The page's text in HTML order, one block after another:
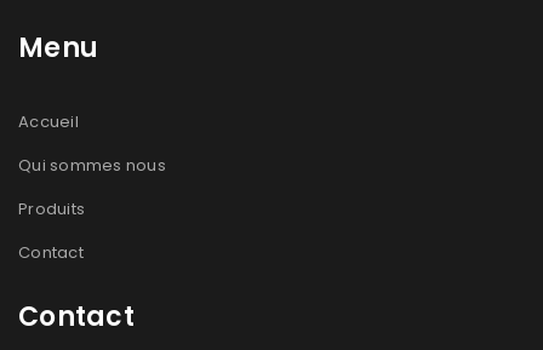
Menu
Accueil
Qui sommes nous
Produits
Contact
Contact